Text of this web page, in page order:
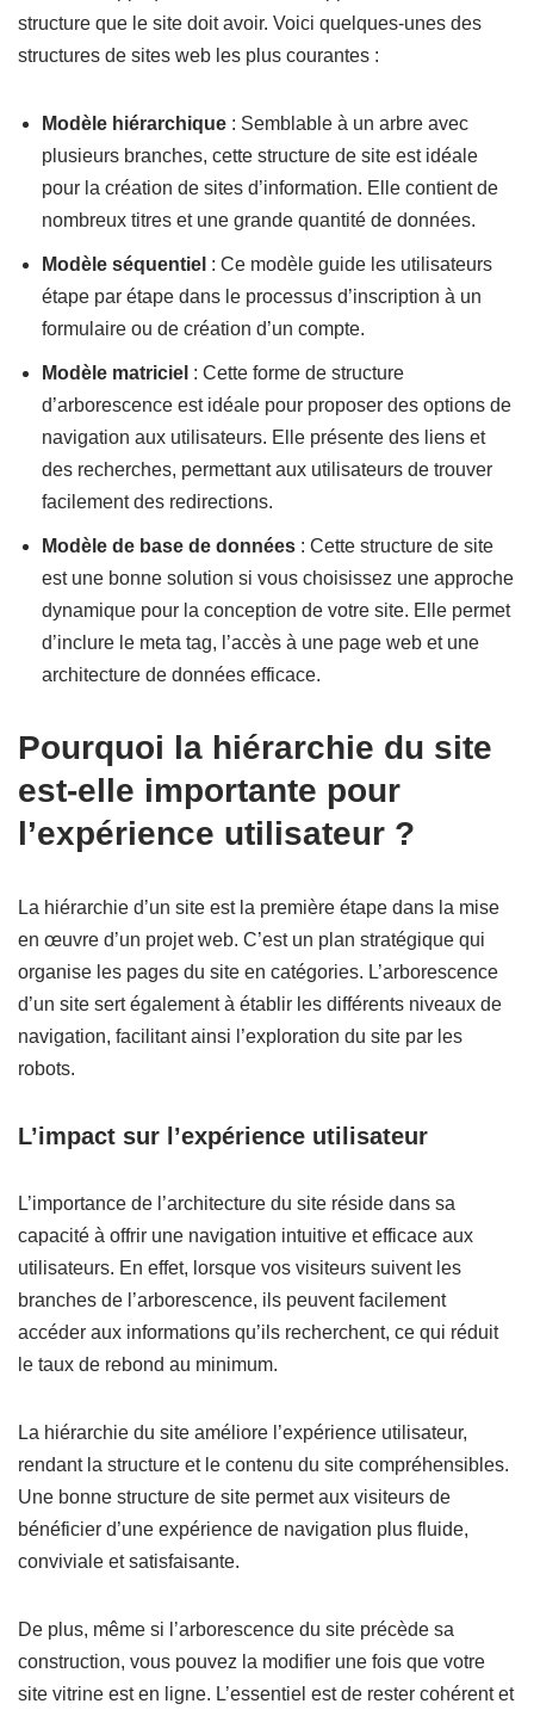
structure que le site doit avoir. Voici quelques-unes des
structures de sites web les plus courantes :
Modèle hiérarchique : Semblable à un arbre avec
plusieurs branches, cette structure de site est idéale
pour la création de sites d’information. Elle contient de
nombreux titres et une grande quantité de données.
Modèle séquentiel : Ce modèle guide les utilisateurs
étape par étape dans le processus d’inscription à un
formulaire ou de création d’un compte.
Modèle matriciel : Cette forme de structure
d’arborescence est idéale pour proposer des options de
navigation aux utilisateurs. Elle présente des liens et
des recherches, permettant aux utilisateurs de trouver
facilement des redirections.
Modèle de base de données : Cette structure de site
est une bonne solution si vous choisissez une approche
dynamique pour la conception de votre site. Elle permet
d’inclure le meta tag, l’accès à une page web et une
architecture de données efficace.
Pourquoi la hiérarchie du site
est-elle importante pour
l’expérience utilisateur ?
La hiérarchie d’un site est la première étape dans la mise
en œuvre d’un projet web. C’est un plan stratégique qui
organise les pages du site en catégories. L’arborescence
d’un site sert également à établir les différents niveaux de
navigation, facilitant ainsi l’exploration du site par les
robots.
L’impact sur l’expérience utilisateur
L’importance de l’architecture du site réside dans sa
capacité à offrir une navigation intuitive et efficace aux
utilisateurs. En effet, lorsque vos visiteurs suivent les
branches de l’arborescence, ils peuvent facilement
accéder aux informations qu’ils recherchent, ce qui réduit
le taux de rebond au minimum.
La hiérarchie du site améliore l’expérience utilisateur,
rendant la structure et le contenu du site compréhensibles.
Une bonne structure de site permet aux visiteurs de
bénéficier d’une expérience de navigation plus fluide,
conviviale et satisfaisante.
De plus, même si l’arborescence du site précède sa
construction, vous pouvez la modifier une fois que votre
site vitrine est en ligne. L’essentiel est de rester cohérent et